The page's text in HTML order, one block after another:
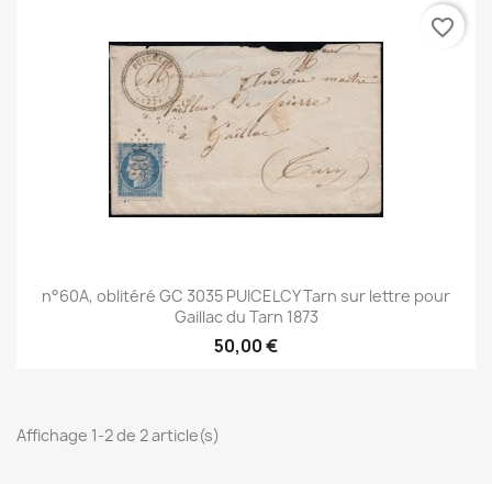
n°60A, oblitéré GC 3035 PUICELCY Tarn sur lettre pour
Gaillac du Tarn 1873
50,00 €
favorite_border
Affichage 1-2 de 2 article(s)